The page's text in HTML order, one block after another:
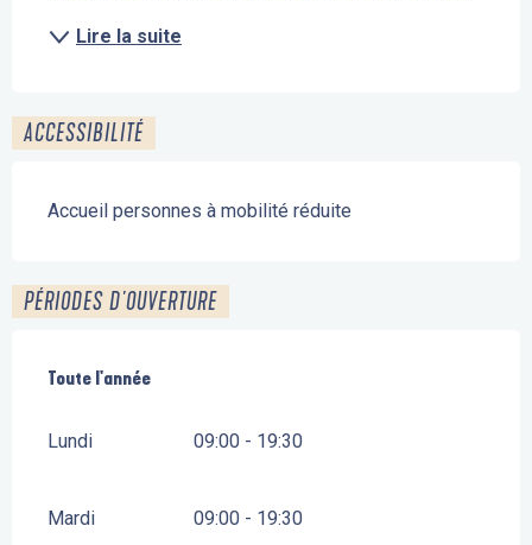
Lire la suite
ACCESSIBILITÉ
Accueil personnes à mobilité réduite
PÉRIODES D'OUVERTURE
Toute l'année
Toute l'année
Lundi 09:00 - 19:30
Mardi 09:00 - 19:30